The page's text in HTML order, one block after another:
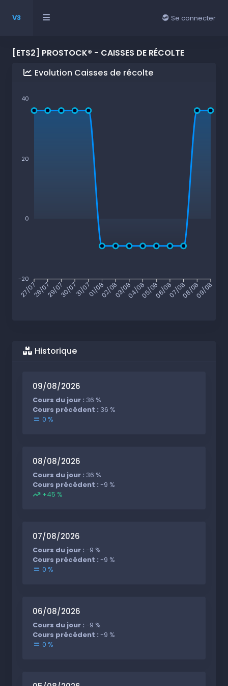
V3 Se connecter
[ETS2] PROSTOCK® - CAISSES DE RÉCOLTE
Evolution Caisses de récolte
40
20
0
-20
27/0728/0729/0730/0731/0701/0802/0803/0804/0805/0806/0807/0808/0809/08
Historique
09/08/2026
Cours du jour : 36 %
Cours précédent : 36 %
0 %
08/08/2026
Cours du jour : 36 %
Cours précédent : -9 %
+45 %
07/08/2026
Cours du jour : -9 %
Cours précédent : -9 %
0 %
06/08/2026
Cours du jour : -9 %
Cours précédent : -9 %
0 %